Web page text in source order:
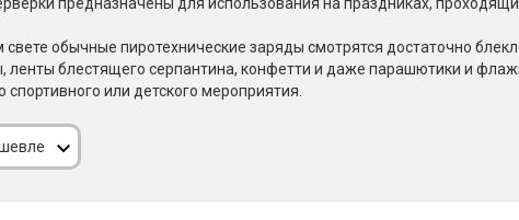
Маленькие хлопушки
Пружинные хлопушки
предназначены для использования на праздниках,
свете обычные пиротехнические заряды смотрятся достаточно
блестящего серпантина, конфетти и даже парашютики и
или детского мероприятия.